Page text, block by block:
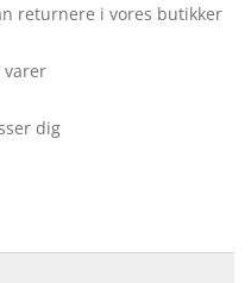
returnere i vores butikker
varer
dig